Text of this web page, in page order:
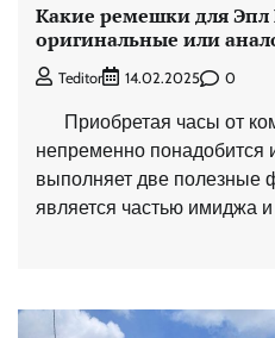
Какие ремешки для Эпл
оригинальные или
Teditor 14.02.2025 0
Приобретая часы от
непременно понадобится
выполняет две полезные
является частью имиджа